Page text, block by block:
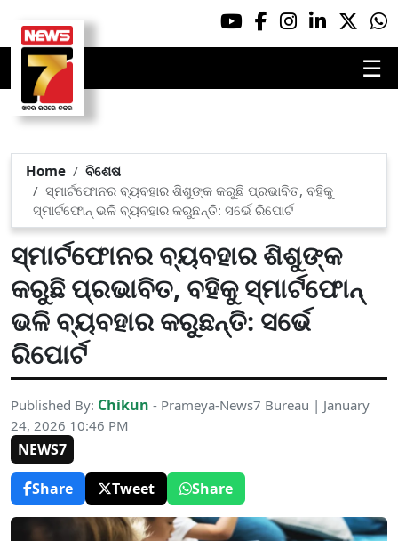
☰
Home
ବିଶେଷ
ସ୍ମାର୍ଟଫୋନର ବ୍ୟବହାର ଶିଶୁଙ୍କ କରୁଛି ପ୍ରଭାବିତ, ବହିକୁ
ସ୍ମାର୍ଟଫୋନ୍ ଭଳି ବ୍ୟବହାର କରୁଛନ୍ତି: ସର୍ଭେ ରିପୋର୍ଟ
ସ୍ମାର୍ଟଫୋନର ବ୍ୟବହାର ଶିଶୁଙ୍କ
କରୁଛି ପ୍ରଭାବିତ, ବହିକୁ ସ୍ମାର୍ଟଫୋନ୍
ଭଳି ବ୍ୟବହାର କରୁଛନ୍ତି: ସର୍ଭେ
ରିପୋର୍ଟ
Published By: Chikun - Prameya-News7 Bureau | January
24, 2026 10:46 PM
NEWS7
Share
Tweet Share